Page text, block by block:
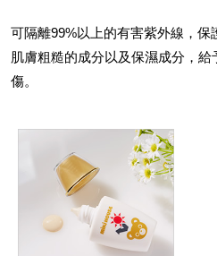
可隔離99%以上的有害紫外線，保
肌膚粗糙的成分以及保濕成分，
傷。